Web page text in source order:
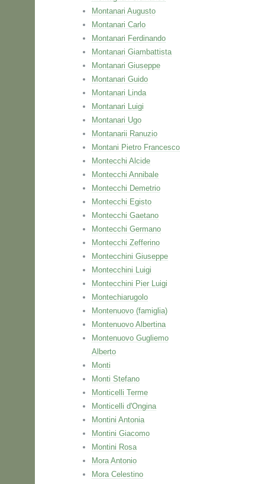
Montanari Augusto
Montanari Carlo
Montanari Ferdinando
Montanari Giambattista
Montanari Giuseppe
Montanari Guido
Montanari Linda
Montanari Luigi
Montanari Ugo
Montanarii Ranuzio
Montani Pietro Francesco
Montecchi Alcide
Montecchi Annibale
Montecchi Demetrio
Montecchi Egisto
Montecchi Gaetano
Montecchi Germano
Montecchi Zefferino
Montecchini Giuseppe
Montecchini Luigi
Montecchini Pier Luigi
Montechiarugolo
Montenuovo (famiglia)
Montenuovo Albertina
Montenuovo Gugliemo
Alberto
Monti
Monti Stefano
Monticelli Terme
Monticelli d'Ongina
Montini Antonia
Montini Giacomo
Montini Rosa
Mora Antonio
Mora Celestino